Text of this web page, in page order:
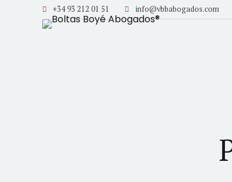
+34 93 212 01 51 info@vbbabogados.com